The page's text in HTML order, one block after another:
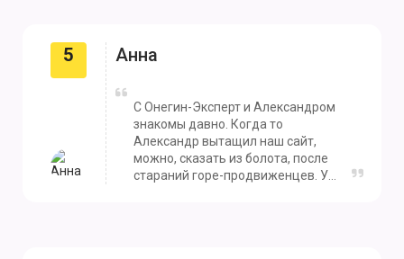
Также отдельно спасибо Вам, что
делились своими идеями и
наблюдениями. Желаем Вам
благополучия и множества новых
интересных проектов!
5 Анна
С Онегин-Эксперт и Александром
знакомы давно. Когда то
Александр вытащил наш сайт,
можно, сказать из болота, после
стараний горе-продвиженцев. Уже